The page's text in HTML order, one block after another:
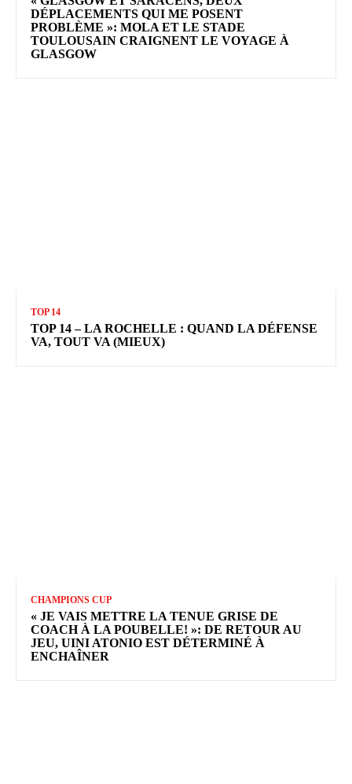
DÉPLACEMENTS QUI ME POSENT
PROBLÈME »: MOLA ET LE STADE
TOULOUSAIN CRAIGNENT LE VOYAGE À
GLASGOW
TOP 14
TOP 14 – LA ROCHELLE : QUAND LA DÉFENSE
VA, TOUT VA (MIEUX)
CHAMPIONS CUP
« JE VAIS METTRE LA TENUE GRISE DE
COACH À LA POUBELLE! »: DE RETOUR AU
JEU, UINI ATONIO EST DÉTERMINÉ À
ENCHAÎNER